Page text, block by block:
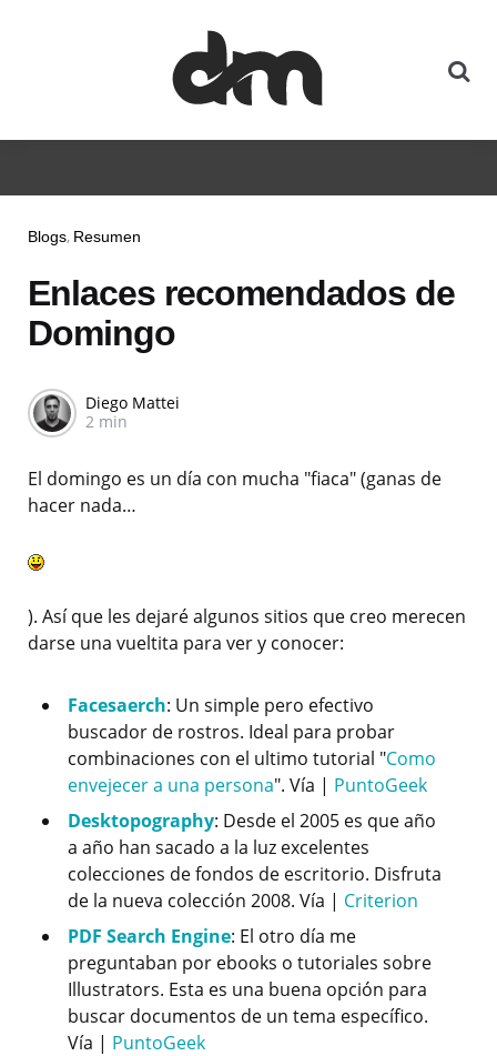
Blogs Resumen
Enlaces recomendados de
Domingo
Diego Mattei
2 min
El domingo es un día con mucha "fiaca" (ganas de
hacer nada…
). Así que les dejaré algunos sitios que creo merecen
darse una vueltita para ver y conocer:
Facesaerch: Un simple pero efectivo
buscador de rostros. Ideal para probar
combinaciones con el ultimo tutorial "Como
envejecer a una persona". Vía | PuntoGeek
Desktopography: Desde el 2005 es que año
a año han sacado a la luz excelentes
colecciones de fondos de escritorio. Disfruta
de la nueva colección 2008. Vía | Criterion
PDF Search Engine: El otro día me
preguntaban por ebooks o tutoriales sobre
Illustrators. Esta es una buena opción para
buscar documentos de un tema específico.
Vía | PuntoGeek